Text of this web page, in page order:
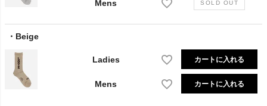
Mens
Beige
Ladies カートに入れる
Mens カートに入れる